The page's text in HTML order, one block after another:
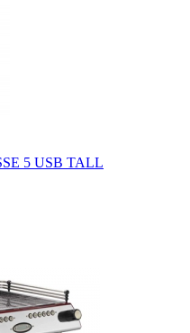
5 USB TALL